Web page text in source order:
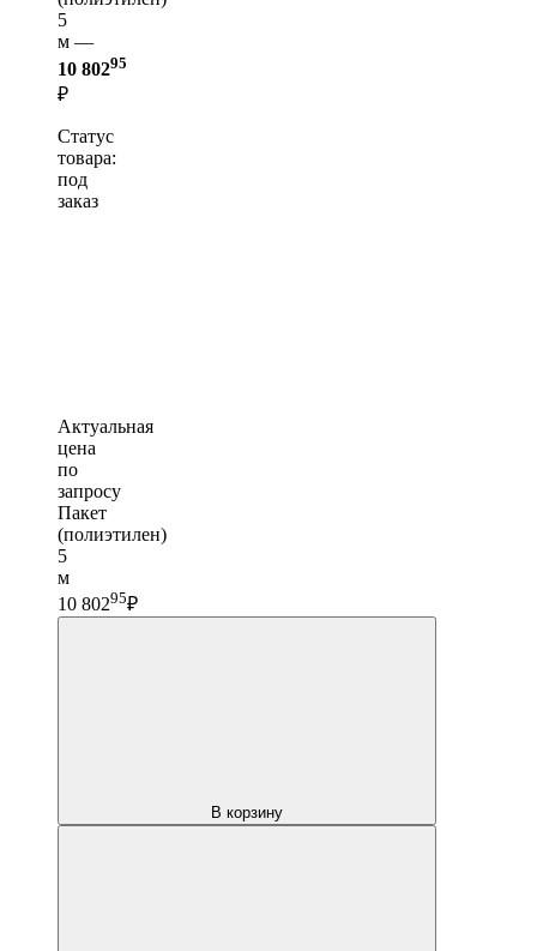
5
м —
10 80295
₽
Статус
товара:
под
заказ
Актуальная
цена
по
запросу
Пакет
(полиэтилен)
5
м
10 80295₽
В корзину